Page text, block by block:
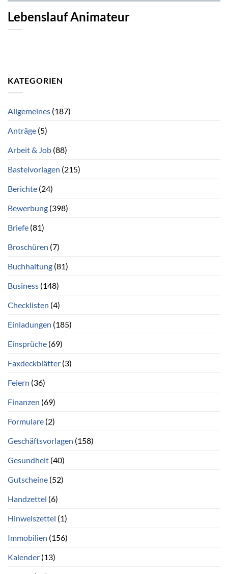
Lebenslauf Animateur
KATEGORIEN
Allgemeines (187)
Anträge (5)
Arbeit & Job (88)
Bastelvorlagen (215)
Berichte (24)
Bewerbung (398)
Briefe (81)
Broschüren (7)
Buchhaltung (81)
Business (148)
Checklisten (4)
Einladungen (185)
Einsprüche (69)
Faxdeckblätter (3)
Feiern (36)
Finanzen (69)
Formulare (2)
Geschäftsvorlagen (158)
Gesundheit (40)
Gutscheine (52)
Handzettel (6)
Hinweiszettel (1)
Immobilien (156)
Kalender (13)